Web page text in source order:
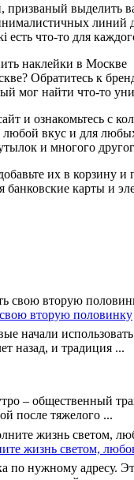
выделить
есть что-то для
наклейки в Москве
Обратитесь к
мог найти что-то
и ознакомьтесь с
вкус и для
и многого
их в корзину
банковские карты и
вторую половинку
начали
назад, и традиция ...
– общественный
после тяжелого ...
жизнь светом,
по нужному адресу.